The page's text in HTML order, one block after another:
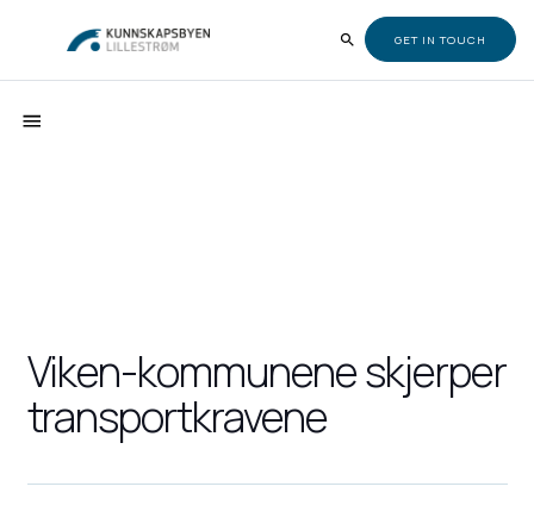
GET IN TOUCH
Viken-kommunene skjerper
transportkravene